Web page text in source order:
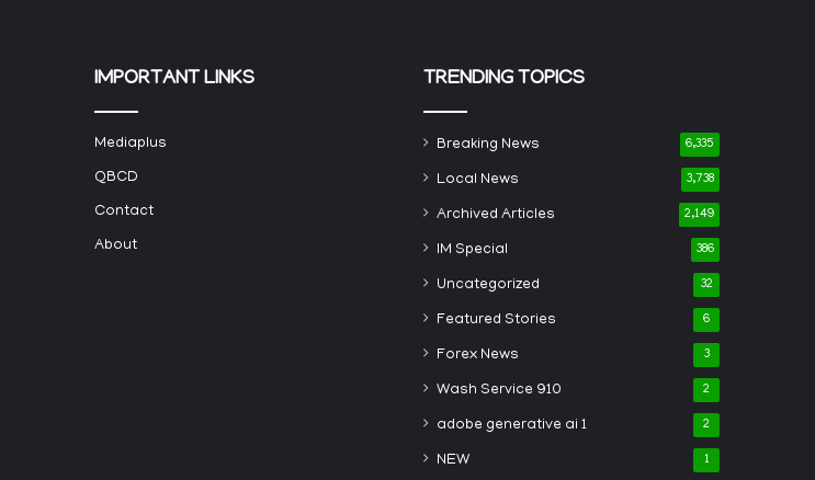
IMPORTANT LINKS
Mediaplus
QBCD
Contact
About
TRENDING TOPICS
Breaking News 6,335
Local News 3,738
Archived Articles 2,149
IM Special 386
Uncategorized 32
Featured Stories 6
Forex News 3
Wash Service 910 2
adobe generative ai 1 2
NEW 1